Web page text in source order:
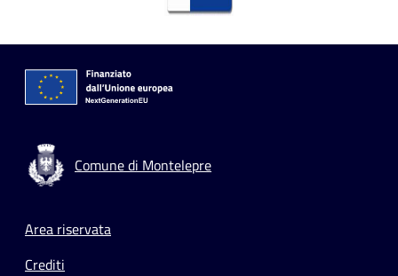
Comune di Montelepre
Footer menu
Area riservata
Crediti